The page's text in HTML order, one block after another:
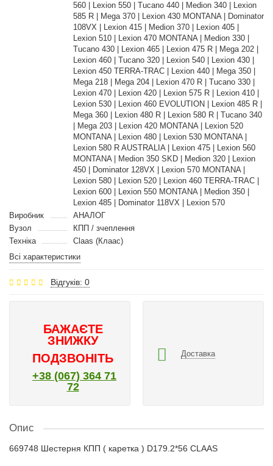
560 | Lexion 550 | Tucano 440 | Medion 340 | Lexion
585 R | Mega 370 | Lexion 430 MONTANA | Dominator
108VX | Lexion 415 | Medion 370 | Lexion 405 |
Lexion 510 | Lexion 470 MONTANA | Medion 330 |
Tucano 430 | Lexion 465 | Lexion 475 R | Mega 202 |
Lexion 460 | Tucano 320 | Lexion 540 | Lexion 430 |
Lexion 450 TERRA-TRAC | Lexion 440 | Mega 350 |
Mega 218 | Mega 204 | Lexion 470 R | Tucano 330 |
Lexion 470 | Lexion 420 | Lexion 575 R | Lexion 410 |
Lexion 530 | Lexion 460 EVOLUTION | Lexion 485 R |
Mega 360 | Lexion 480 R | Lexion 580 R | Tucano 340
| Mega 203 | Lexion 420 MONTANA | Lexion 520
MONTANA | Lexion 480 | Lexion 530 MONTANA |
Lexion 580 R AUSTRALIA | Lexion 475 | Lexion 560
MONTANA | Medion 350 SKD | Medion 320 | Lexion
450 | Dominator 128VX | Lexion 570 MONTANA |
Lexion 580 | Lexion 520 | Lexion 460 TERRA-TRAC |
Lexion 600 | Lexion 550 MONTANA | Medion 350 |
Lexion 485 | Dominator 118VX | Lexion 570
Виробник
АНАЛОГ
Вузол
КПП / зчеплення
Техніка
Claas (Клаас)
Всі характеристики
Відгуків: 0
БАЖАЄТЕ
ЗНИЖКУ
ПОДЗВОНІТЬ
+38 (067) 364 71
72
Доставка
Опис
669748 Шестерня КПП ( каретка ) D179.2*56 CLAAS